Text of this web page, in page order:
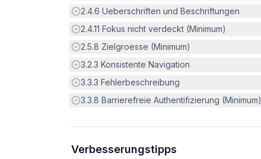
Erfüllt:
2.4.6 Ueberschriften und Beschriftungen
Erfüllt:
2.4.11 Fokus nicht verdeckt (Minimum)
Erfüllt:
2.5.8 Zielgroesse (Minimum)
Erfüllt:
3.2.3 Konsistente Navigation
Erfüllt:
3.3.3 Fehlerbeschreibung
Erfüllt:
3.3.8 Barrierefreie Authentifizierung (Minimum)
Verbesserungstipps